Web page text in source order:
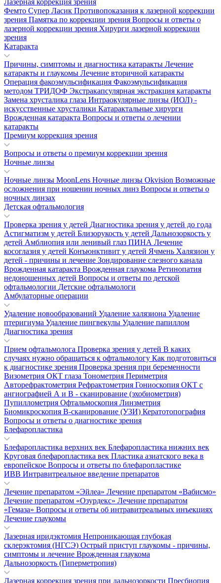
Лазерная коррекция зрения
Фемто Супер Ласик Противопоказания к лазерной коррекции
зрения Памятка по коррекции зрения Вопросы и ответы о
лазерной коррекции зрения Хирурги лазерной коррекции
зрения
Катаракта
Причины, симптомы и диагностика катаракты Лечение
катаракты и глаукомы Лечение вторичной катаракты
Операция факоэмульсификация Факоэмульсификация
методом ТРИДОФ Экстракапсулярная экстракция катаракты
Замена хрусталика глаза Интраокулярные линзы (ИОЛ) -
искусственные хрусталики Катарактальные хирурги
Врожденная катаракта Вопросы и ответы о лечении
катаракты
Премиум коррекция зрения
Вопросы и ответы о премиум коррекции зрения
Ночные линзы
Ночные линзы MoonLens Ночные линзы Okvision Возможные
осложнения при ношении ночных линз Вопросы и ответы о
ночных линзах
Детская офтальмология
Проверка зрения у детей Диагностика зрения у детей до года
Астигматизм у детей Близорукость у детей Дальнозоркость у
детей Амблиопия или ленивый глаз ПИНА Лечение
косоглазия у детей Конъюнктивит у детей Ячмень Халязион у
детей - причины и лечение Зондирование слезного канала
Врожденная катаракта Врожденная глаукома Ретинопатия
недоношенных детей Вопросы и ответы по детской
офтальмологии Детские офтальмологи
Амбулаторные операции
Удаление новообразований Удаление халязиона Удаление
птеригиума Удаление пингвекулы Удаление папиллом
Диагностика зрения
Прием офтальмолога Проверка зрения у детей В каких
случаях нужно обращаться к офтальмологу Как подготовиться
к диагностике зрения Проверка зрения при беременности
Визометрия ОКТ глаза Тонометрия Периметрия
Авторефрактометрия Рефрактометрия Гониоскопия ОКТ с
ангиографией А и В - сканирование (эхобиометрия)
Пупиллометрия Офтальмоскопия Линзметрия
Биомикроскопия В-сканирование (УЗИ) Кератотопография
Вопросы и ответы о диагностике зрения
Блефаропластика
Блефаропластика верхних век Блефаропластика нижних век
Круговая блефаропластика век Пластика азиатского века в
европейское Вопросы и ответы по блефаропластике
ИВВ Интравитреальное введение препаратов
Лечение препаратом «Эйлеа» Лечение препаратом «Вабисмо»
Лечение препаратом «Озурдекс» Лечение препаратом
«Гемаза» Вопросы и ответы об интравитреальных инъекциях
Лечение глаукомы
Лазерная иридэктомия Непроникающая глубокая
склерэктомия (НГСЭ) Острый приступ глаукомы - причины,
симптомы и лечение Врожденная глаукома
Дальнозоркость (Гиперметропия)
Лазерная коррекция зрения при дальнозоркости Пресбиопия